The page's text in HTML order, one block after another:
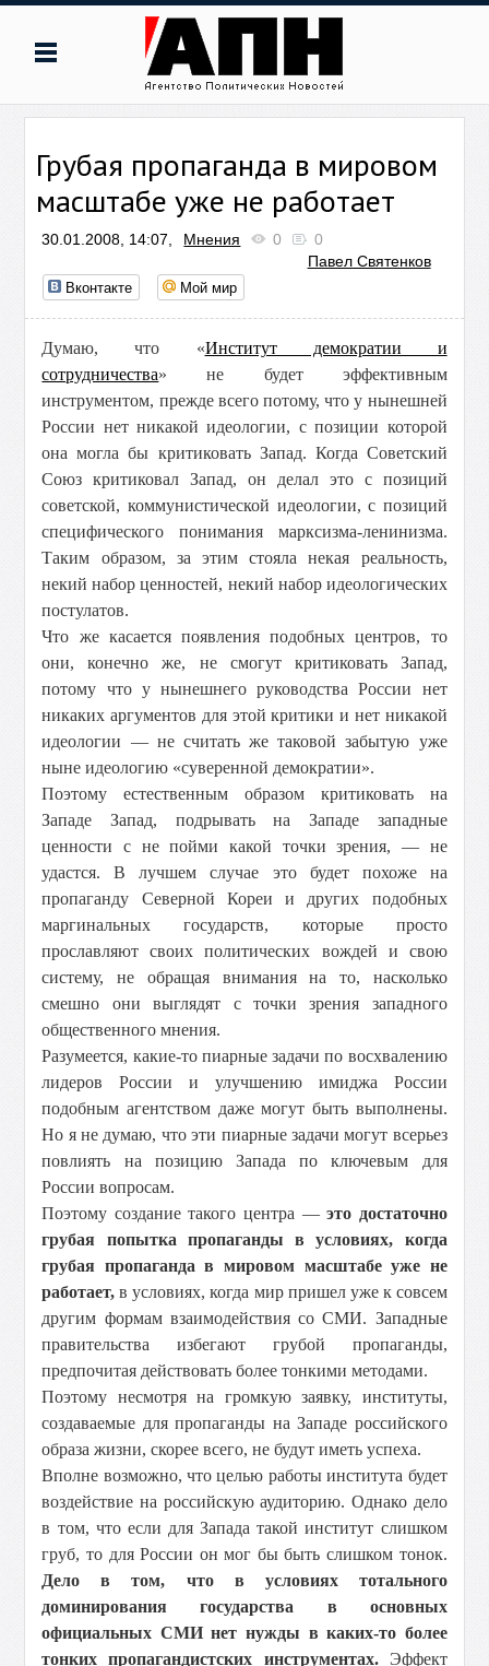
Грубая пропаганда в мировом
масштабе уже не работает
30.01.2008, 14:07, Мнения 0
0
Павел Святенков
Вконтакте Мой мир
Думаю, что «Институт демократии и
сотрудничества» не будет эффективным
инструментом, прежде всего потому, что у нынешней
России нет никакой идеологии, с позиции которой
она могла бы критиковать Запад. Когда Советский
Союз критиковал Запад, он делал это с позиций
советской, коммунистической идеологии, с позиций
специфического понимания марксизма-ленинизма.
Таким образом, за этим стояла некая реальность,
некий набор ценностей, некий набор идеологических
постулатов.
Что же касается появления подобных центров, то
они, конечно же, не смогут критиковать Запад,
потому что у нынешнего руководства России нет
никаких аргументов для этой критики и нет никакой
идеологии — не считать же таковой забытую уже
ныне идеологию «суверенной демократии».
Поэтому естественным образом критиковать на
Западе Запад, подрывать на Западе западные
ценности с не пойми какой точки зрения, — не
удастся. В лучшем случае это будет похоже на
пропаганду Северной Кореи и других подобных
маргинальных государств, которые просто
прославляют своих политических вождей и свою
систему, не обращая внимания на то, насколько
смешно они выглядят с точки зрения западного
общественного мнения.
Разумеется, какие-то пиарные задачи по восхвалению
лидеров России и улучшению имиджа России
подобным агентством даже могут быть выполнены.
Но я не думаю, что эти пиарные задачи могут всерьез
повлиять на позицию Запада по ключевым для
России вопросам.
Поэтому создание такого центра —это достаточно
грубая попытка пропаганды в условиях, когда
грубая пропаганда в мировом масштабе уже не
работает, в условиях, когда мир пришел уже к совсем
другим формам взаимодействия со СМИ. Западные
правительства избегают грубой пропаганды,
предпочитая действовать более тонкими методами.
Поэтому несмотря на громкую заявку, институты,
создаваемые для пропаганды на Западе российского
образа жизни, скорее всего, не будут иметь успеха.
Вполне возможно, что целью работы института будет
воздействие на российскую аудиторию. Однако дело
в том, что если для Запада такой институт слишком
груб, то для России он мог бы быть слишком тонок.
Дело в том, что в условиях тотального
доминирования государства в основных
официальных СМИ нет нужды в каких-то более
тонких пропагандистских инструментах.Эффект